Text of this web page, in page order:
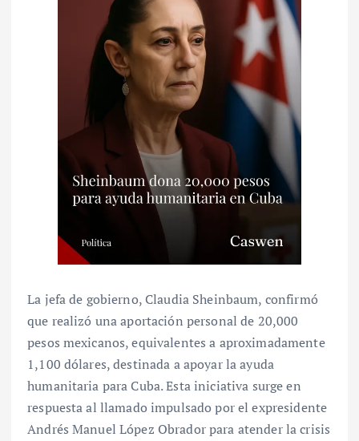
La jefa de gobierno, Claudia Sheinbaum, confirmó
que realizó una aportación personal de 20,000
pesos mexicanos, equivalentes a aproximadamente
1,100 dólares, destinada a apoyar la ayuda
humanitaria para Cuba. Esta iniciativa surge en
respuesta al llamado impulsado por el expresidente
Andrés Manuel López Obrador para atender la crisis